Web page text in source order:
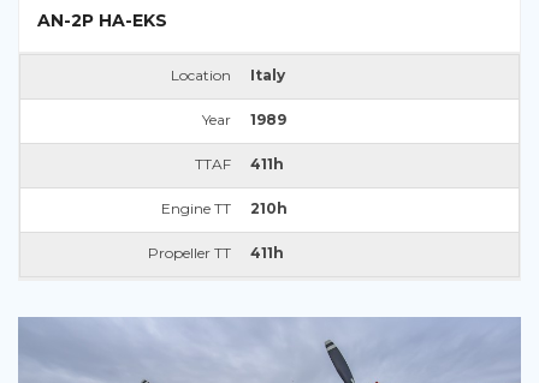
AN-2P HA-EKS
Location Italy
Year 1989
TTAF 411h
Engine TT 210h
Propeller TT 411h